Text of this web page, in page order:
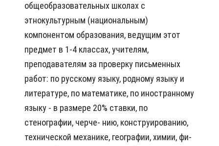
общеобразовательных школах с
этнокультурным (национальным)
компонентом образования, ведущим этот
предмет в 1-4 классах, учителям,
преподавателям за проверку письменных
работ: по русскому языку, родному языку и
литературе, по математике, по иностранному
языку - в размере 20% ставки, по
стенографии, черче- нию, конструированию,
технической механике, географии, химии, фи-